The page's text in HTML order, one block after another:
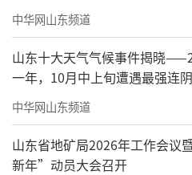
2024年12月3日
中华网山东频道
山东十大天气气候事件揭晓
一年，10月中上旬遭遇最强连
中华网山东频道
山东省地矿局2026年工作会议
新年”动员大会召开